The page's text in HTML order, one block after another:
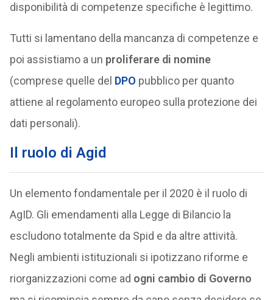
disponibilità di competenze specifiche è legittimo.
Tutti si lamentano della mancanza di competenze e
poi assistiamo a un proliferare di nomine
(comprese quelle del DPO pubblico per quanto
attiene al regolamento europeo sulla protezione dei
dati personali).
Il ruolo di Agid
Un elemento fondamentale per il 2020 è il ruolo di
AgID. Gli emendamenti alla Legge di Bilancio la
escludono totalmente da Spid e da altre attività.
Negli ambienti istituzionali si ipotizzano riforme e
riorganizzazioni come ad ogni cambio di Governo